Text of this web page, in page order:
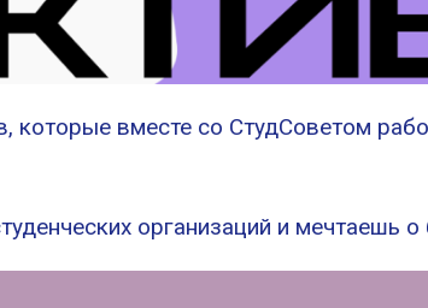
которые вместе со СтудСоветом
организаций и мечтаешь